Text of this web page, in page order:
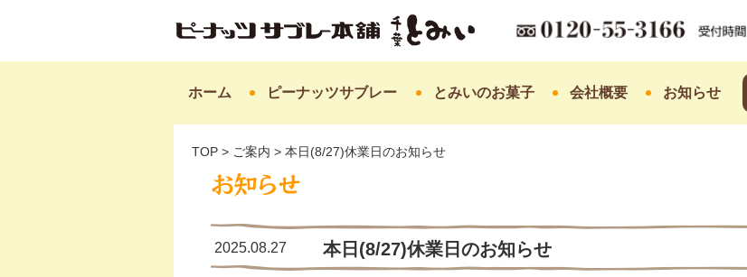
ホーム ピーナッツサブレー とみいのお菓子 会社概要 お知らせ
TOP > ご案内 > 本日(8/27)休業日のお知らせ
2025.08.27 本日(8/27)休業日のお知らせ